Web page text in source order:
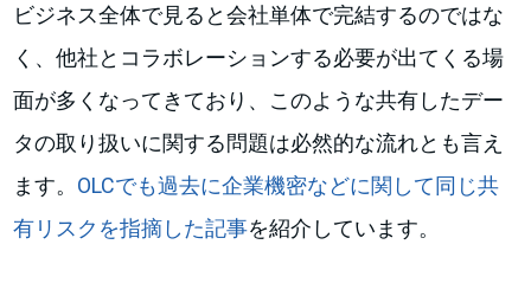
ビジネス全体で見ると会社単体で完結するのではな
く、他社とコラボレーションする必要が出てくる場
面が多くなってきており、このような共有したデー
タの取り扱いに関する問題は必然的な流れとも言え
ます。 OLCでも過去に企業機密などに関して同じ共
有リスクを指摘した記事を紹介しています。